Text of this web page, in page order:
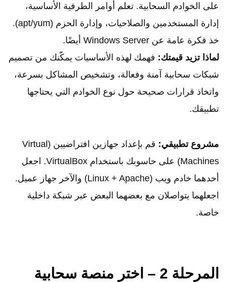
على الخوادم السحابية. تعلم أوامر الطرفية الأساسية،
إدارة المستخدمين والصلاحيات، وإدارة الحزم (apt/yum).
خذ فكرة عامة عن Windows Server أيضًا.
لماذا تزيد قيمتك: فهمك لهذه الأساسيات يمكّنك من تصميم
شبكات سحابية آمنة وفعالة، وتشخيص المشاكل بسرعة،
واتخاذ قرارات صحيحة حول نوع الخوادم التي يحتاجها
تطبيقك.
مشروع تطبيقي:
قم بإعداد جهازين افتراضيين (Virtual
Machines) على حاسوبك باستخدام VirtualBox. اجعل
أحدهما خادم ويب (Linux + Apache) والآخر جهاز عميل.
اجعلهما يتواصلان مع بعضهما البعض عبر شبكة داخلية
خاصة.
المرحلة 2 – اختر منصة سحابية